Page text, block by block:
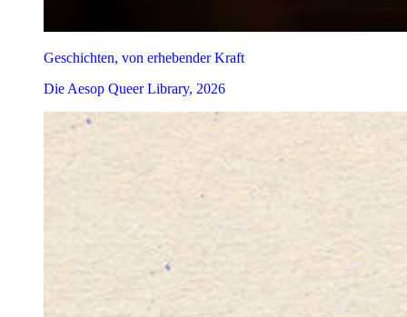
Geschichten, von erhebender Kraft
Die Aesop Queer Library, 2026